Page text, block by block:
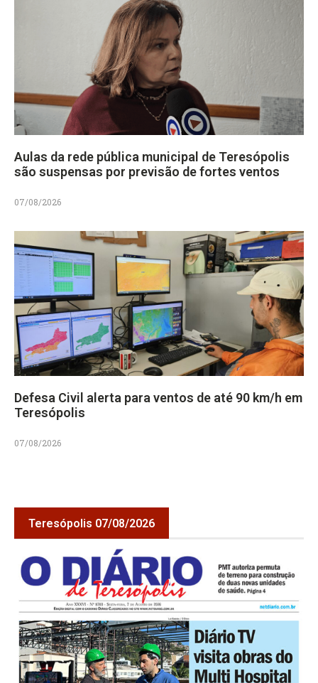
Aulas da rede pública municipal de Teresópolis
são suspensas por previsão de fortes ventos
07/08/2026
Defesa Civil alerta para ventos de até 90 km/h em
Teresópolis
07/08/2026
Teresópolis 07/08/2026